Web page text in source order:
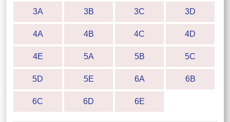
3A 3B 3C 3D
4A 4B 4C 4D
4E 5A 5B 5C
5D 5E 6A 6B
6C 6D 6E